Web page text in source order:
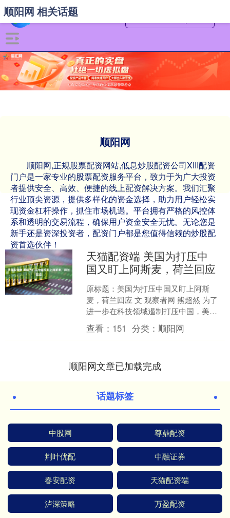
顺阳网
顺阳网,正规股票配资网站,低息炒股配资公司XIII‌配资
门户是一家专业的股票配资服务平台，致力于为广大投资
者提供安全、高效、便捷的线上配资解决方案。我们汇聚
行业顶尖资源，提供多样化的资金选择，助力用户轻松实
现资金杠杆操作，抓住市场机遇。平台拥有严格的风控体
系和透明的交易流程，确保用户资金安全无忧。无论您是
新手还是资深投资者，配资门户都是您值得信赖的炒股配
资首选伙伴！
顺阳网 相关话题
天猫配资端 美国为打压中
国又盯上阿斯麦，荷兰回应
原标题：美国为打压中国又盯上阿斯
麦，荷兰回应 文 观察者网 熊超然 为了
进一步在科技领域遏制打压中国，美国
两党国会议员再度提出一项试图打击对
华芯片制造工具出口的....
查看： 151 分类： 顺阳网
顺阳网文章已加载完成
话题标签
中股网 尊鼎配资
荆叶优配 中融证券
春安配资 天猫配资端
泸深策略 万盈配资